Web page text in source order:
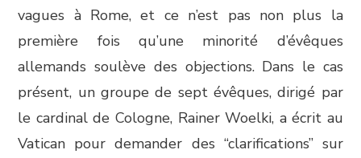
vagues à Rome, et ce n’est pas non plus la
première fois qu’une minorité d’évêques
allemands soulève des objections. Dans le cas
présent, un groupe de sept évêques, dirigé par
le cardinal de Cologne, Rainer Woelki, a écrit au
Vatican pour demander des “clarifications” sur